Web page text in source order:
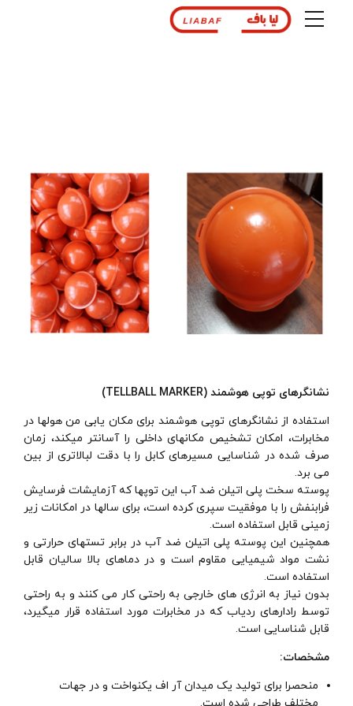
نشانگرهای توپی هوشمند (TELLBALL MARKER)
استفاده از نشانگرهای توپی هوشمند برای مکان یابی من هولها در
مخابرات، امکان تشخیص مکانهای داخلی را آسانتر میکند، زمان
صرف شده در شناسایی مسیرهای کابل را با دقت لبالاتری از بین
می برد.
پوسته سخت پلی اتیلن ضد آب این توپها که آزمایشات فرسایش
فرابنفش را با موفقیت سپری کرده است، برای سالها در امکانات زیر
زمینی قابل استفاده است.
همچنین این پوسته پلی اتیلن ضد آب در برابر تستهای حرارتی و
نشت مواد شیمیایی مقاوم است و در دماهای بالا سالیان قابل
استفاده است.
بدون نیاز به انرژی های خارجی به راحتی کار می کنند و به راحتی
توسط رادارهای ردیاب که در مخابرات مورد استفاده قرار میگیرد،
قابل شناسایی است.
مشخصات:
منحصرا برای تولید یک میدان آر اف یکنواخت و در جهات